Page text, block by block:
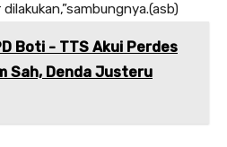
Boti - TTS Akui Perdes
Sah, Denda Justeru